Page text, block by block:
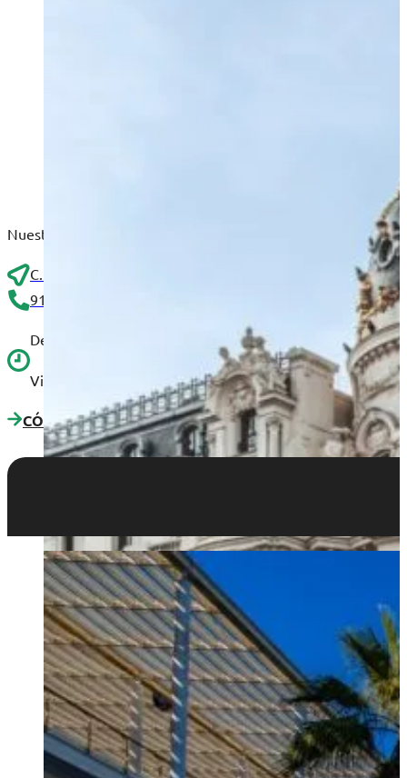
Nuestra sede en Madrid se encuentra en el corazón de
C. de Fernández de los Ríos, 87, Bajo derecha interior
910 25 46 45
De lunes a jueves de 9:00 a 14:00 y de 15:00 a 18:30.
Viernes, de 9:00 a 15:00.
CÓMO LLEGAR